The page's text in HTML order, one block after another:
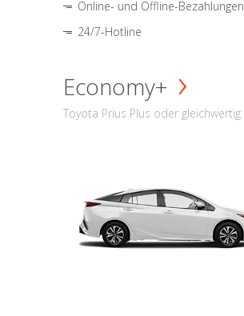
Online- und Offline-Bezahlungen
24/7-Hotline
Economy+
Toyota Prius Plus oder gleichwertig